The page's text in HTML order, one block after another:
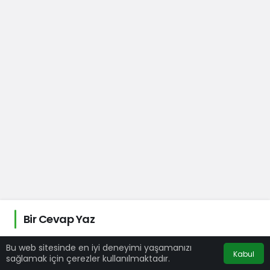
Bir Cevap Yaz
E-posta adresiniz yayınlanmayacak. Gerekli
alanlar*ile işaretlenmişlerdir
Bu web sitesinde en iyi deneyimi yaşamanızı
sağlamak için çerezler kullanılmaktadır.
Kabul